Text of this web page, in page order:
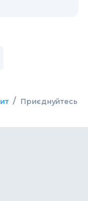
/ Приєднуйтесь